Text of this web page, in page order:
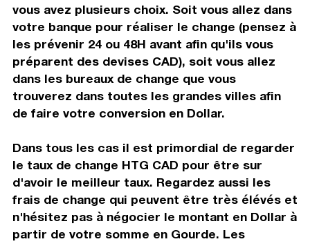
vous avez plusieurs choix. Soit vous allez dans
votre banque pour réaliser le change (pensez à
les prévenir 24 ou 48H avant afin qu'ils vous
préparent des devises CAD), soit vous allez
dans les bureaux de change que vous
trouverez dans toutes les grandes villes afin
de faire votre conversion en Dollar.
Dans tous les cas il est primordial de regarder
le taux de change HTG CAD pour être sur
d'avoir le meilleur taux. Regardez aussi les
frais de change qui peuvent être très élévés et
n'hésitez pas à négocier le montant en Dollar à
partir de votre somme en Gourde. Les